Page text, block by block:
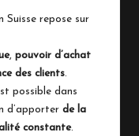
Suisse repose sur
, pouvoir d’achat
des clients.
possible dans
d’apporter de la
constante.